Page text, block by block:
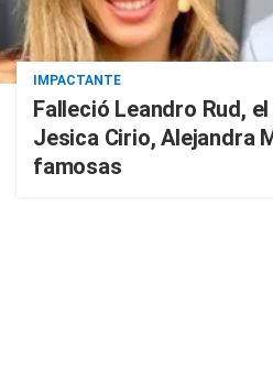
IMPACTANTE
Falleció Leandro Rud,
Jesica Cirio, Alejandra
famosas